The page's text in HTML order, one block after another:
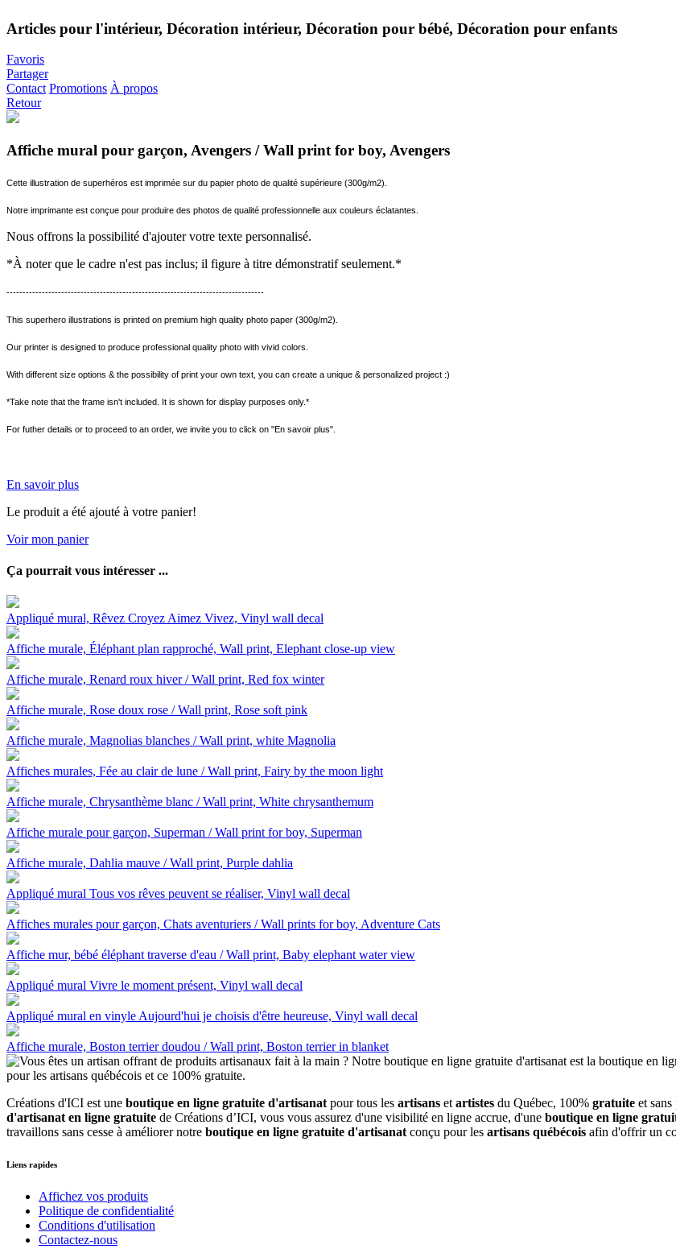
Articles pour l'intérieur, Décoration intérieur, Décoration pour bébé, Décoration pour enfants
Favoris
Partager
Contact Promotions À propos
Retour
Affiche mural pour garçon, Avengers / Wall print for boy, Avengers
Cette illustration de superhéros est imprimée sur du papier photo de qualité supérieure (300g/m2).
Notre imprimante est conçue pour produire des photos de qualité professionnelle aux couleurs éclatantes.
Nous offrons la possibilité d'ajouter votre texte personnalisé.
*À noter que le cadre n'est pas inclus; il figure à titre démonstratif seulement.*
--------------------------------------------------------------------------------
This superhero illustrations is printed on premium high quality photo paper (300g/m2).
Our printer is designed to produce professional quality photo with vivid colors.
With different size options & the possibility of print your own text, you can create a unique & personalized project :)
*Take note that the frame isn't included. It is shown for display purposes only.*
For futher details or to proceed to an order, we invite you to click on "En savoir plus".
En savoir plus
Le produit a été ajouté à votre panier!
Voir mon panier
Ça pourrait vous intéresser ...
Appliqué mural, Rêvez Croyez Aimez Vivez, Vinyl wall decal
Affiche murale, Éléphant plan rapproché, Wall print, Elephant close-up view
Affiche murale, Renard roux hiver / Wall print, Red fox winter
Affiche murale, Rose doux rose / Wall print, Rose soft pink
Affiche murale, Magnolias blanches / Wall print, white Magnolia
Affiches murales, Fée au clair de lune / Wall print, Fairy by the moon light
Affiche murale, Chrysanthème blanc / Wall print, White chrysanthemum
Affiche murale pour garçon, Superman / Wall print for boy, Superman
Affiche murale, Dahlia mauve / Wall print, Purple dahlia
Appliqué mural Tous vos rêves peuvent se réaliser, Vinyl wall decal
Affiches murales pour garçon, Chats aventuriers / Wall prints for boy, Adventure Cats
Affiche mur, bébé éléphant traverse d'eau / Wall print, Baby elephant water view
Appliqué mural Vivre le moment présent, Vinyl wall decal
Appliqué mural en vinyle Aujourd'hui je choisis d'être heureuse, Vinyl wall decal
Affiche murale, Boston terrier doudou / Wall print, Boston terrier in blanket
Créations d'ICI est une boutique en ligne gratuite d'artisanat pour tous les artisans et artistes du Québec, 100% gratuite et
d'artisanat en ligne gratuite de Créations d’ICI, vous vous assurez d'une visibilité en ligne accrue, d'une boutique en ligne
travaillons sans cesse à améliorer notre boutique en ligne gratuite d'artisanat conçu pour les artisans québécois afin d'offrir un
Liens rapides
Affichez vos produits
Politique de confidentialité
Conditions d'utilisation
Contactez-nous